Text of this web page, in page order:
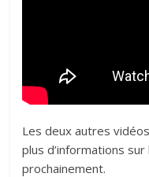
Les deux autres
plus d’informations
prochainement.